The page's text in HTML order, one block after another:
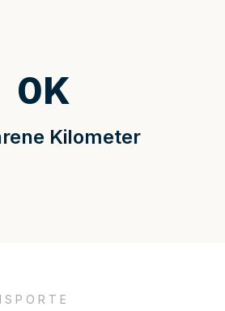
Kilometer
0K